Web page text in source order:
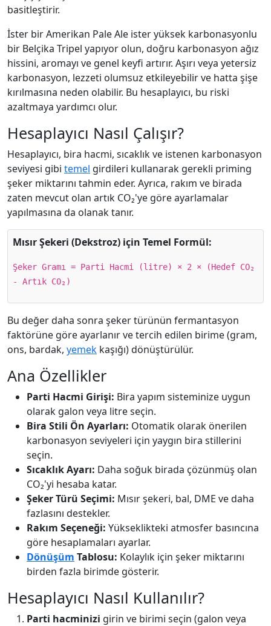
basitleştirir.
İster bir Amerikan Pale Ale ister yüksek karbonasyonlu
bir Belçika Tripel yapıyor olun, doğru karbonasyon ağız
hissini, aromayı ve genel keyfi artırır. Aşırı veya yetersiz
karbonasyon, lezzeti olumsuz etkileyebilir ve hatta şişe
kırılmasına neden olabilir. Bu hesaplayıcı, bu riski
azaltmaya yardımcı olur.
Hesaplayıcı Nasıl Çalışır?
Hesaplayıcı, bira hacmi, sıcaklık ve istenen karbonasyon
seviyesi gibi temel girdileri kullanarak gerekli priming
şeker miktarını tahmin eder. Ayrıca, rakım ve birada
zaten mevcut olan artık CO₂'ye göre ayarlamalar
yapılmasına da olanak tanır.
Mısır Şekeri (Dekstroz) için Temel Formül:
Şeker Gramı = Parti Hacmi (litre) × 2 × (Hedef CO₂
- Artık CO₂)
Bu değer daha sonra şeker türünün fermantasyon
faktörüne göre ayarlanır ve tercih edilen birime (gram,
ons, bardak, yemek kaşığı) dönüştürülür.
Ana Özellikler
Parti Hacmi Girişi: Bira yapım sisteminize uygun
olarak galon veya litre seçin.
Bira Stili Ön Ayarları: Otomatik olarak önerilen
karbonasyon seviyeleri için yaygın bira stillerini
seçin.
Sıcaklık Ayarı: Daha soğuk birada çözünmüş olan
CO₂'yi hesaba katar.
Şeker Türü Seçimi: Mısır şekeri, bal, DME ve daha
fazlasını destekler.
Rakım Seçeneği: Yükseklikteki atmosfer basıncına
göre hesaplamaları ayarlar.
Dönüşüm Tablosu: Kolaylık için şeker miktarını
birden fazla birimde gösterir.
Hesaplayıcı Nasıl Kullanılır?
Parti hacminizi girin ve birimi seçin (galon veya